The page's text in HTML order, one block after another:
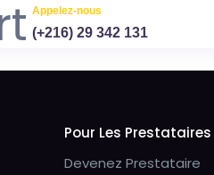
Appelez-nous
(+216) 29 342 131
Pour Les Prestataires
Devenez Prestataire